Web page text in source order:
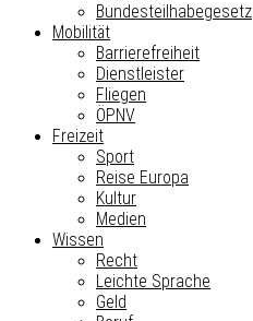
Bundesteilhabegesetz
Mobilität
Barrierefreiheit
Dienstleister
Fliegen
ÖPNV
Freizeit
Sport
Reise Europa
Kultur
Medien
Wissen
Recht
Leichte Sprache
Geld